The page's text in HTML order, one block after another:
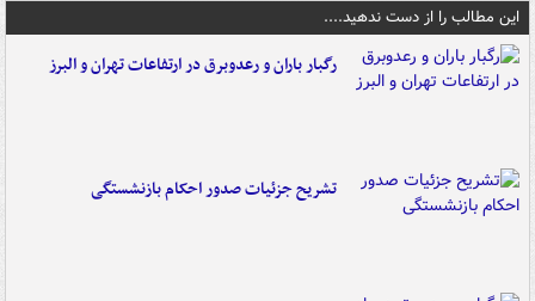
این مطالب را از دست ندهید....
رگبار باران و رعدوبرق در ارتفاعات تهران و البرز
تشریح جزئیات صدور احکام بازنشستگی